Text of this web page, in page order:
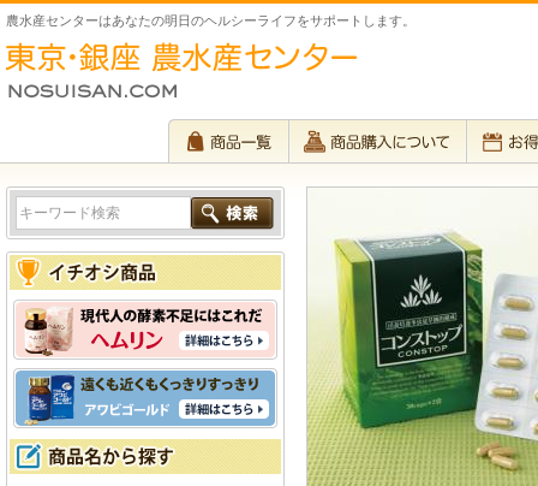
農水産センターはあなたの明日のヘルシーライフをサポートします。